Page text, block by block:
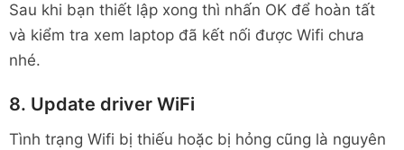
Sau khi bạn thiết lập xong thì nhấn OK để hoàn tất
và kiểm tra xem laptop đã kết nối được Wifi chưa
nhé.
8. Update driver WiFi
Tình trạng Wifi bị thiếu hoặc bị hỏng cũng là nguyên